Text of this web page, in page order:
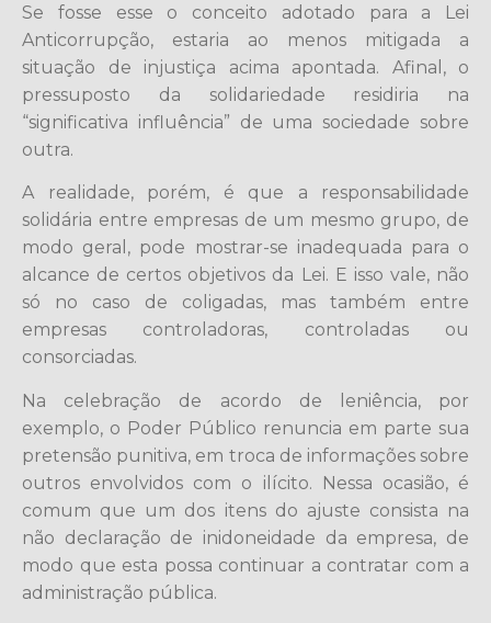
Se fosse esse o conceito adotado para a Lei
Anticorrupção, estaria ao menos mitigada a
situação de injustiça acima apontada. Afinal, o
pressuposto da solidariedade residiria na
“significativa influência” de uma sociedade sobre
outra.
A realidade, porém, é que a responsabilidade
solidária entre empresas de um mesmo grupo, de
modo geral, pode mostrar-se inadequada para o
alcance de certos objetivos da Lei. E isso vale, não
só no caso de coligadas, mas também entre
empresas controladoras, controladas ou
consorciadas.
Na celebração de acordo de leniência, por
exemplo, o Poder Público renuncia em parte sua
pretensão punitiva, em troca de informações sobre
outros envolvidos com o ilícito. Nessa ocasião, é
comum que um dos itens do ajuste consista na
não declaração de inidoneidade da empresa, de
modo que esta possa continuar a contratar com a
administração pública.